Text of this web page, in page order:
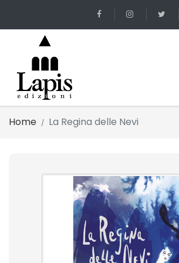
Home La Regina delle Nevi